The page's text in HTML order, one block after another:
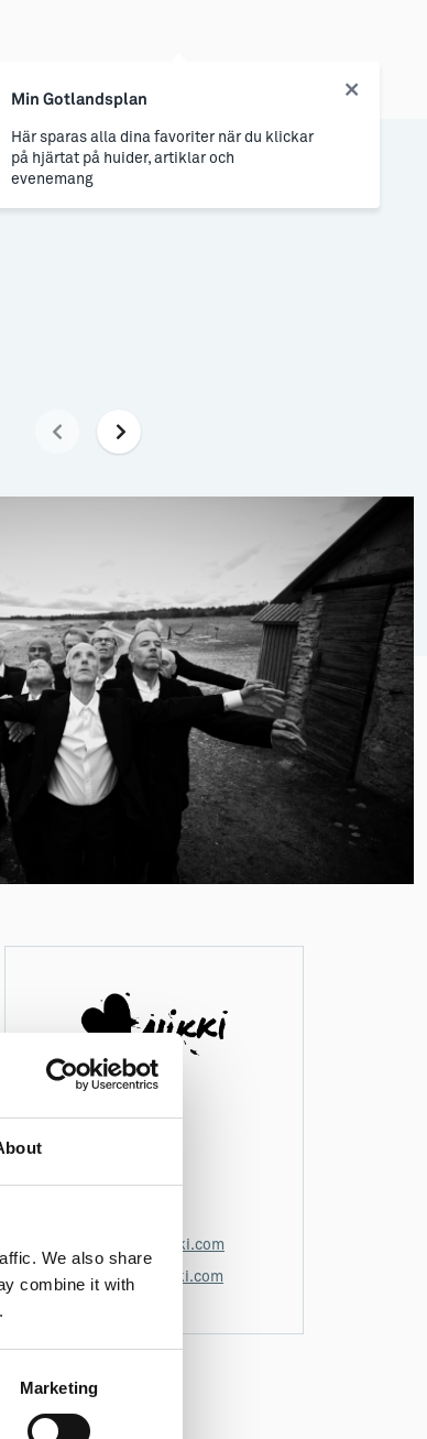
We also share
combine it with
Marketing
Vägbeskrivning
info@hjartanikki.com
www.hjartanikki.com
Min Gotlandsplan
Här sparas alla dina favoriter när du klickar
på hjärtat på huider, artiklar och
evenemang